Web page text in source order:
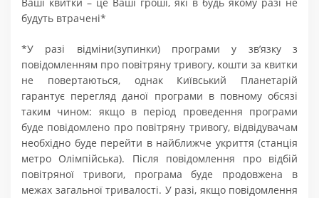
будуть втрачені*
*У разі відміни(зупинки) програми у зв’язку з
повідомленням про повітряну тривогу, кошти за квитки
не повертаються, однак Київський Планетарій
гарантує перегляд даної програми в повному обсязі
таким чином: якщо в період проведення програми
буде повідомлено про повітряну тривогу, відвідувачам
необхідно буде перейти в найближче укриття (станція
метро Олімпійська). Після повідомлення про відбій
повітряної тривоги, програма буде продовжена в
межах загальної тривалості. У разі, якщо повідомлення